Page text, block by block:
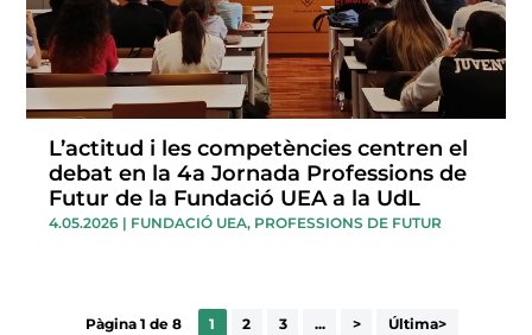
L’actitud i les competències centren el
debat en la 4a Jornada Professions de
Futur de la Fundació UEA a la UdL
4.05.2026 | FUNDACIÓ UEA, PROFESSIONS DE FUTUR
Pàgina 1 de 8 1 2 3 ... > Última>